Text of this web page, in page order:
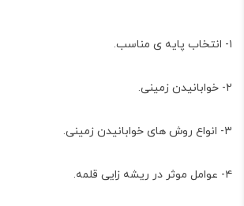
۱- انتخاب پایه ی مناسب.
۲- خوابانیدن زمینی.
۳- انواع روش های خوابانیدن زمینی.
۴- عوامل موثر در ریشه زایی قلمه.